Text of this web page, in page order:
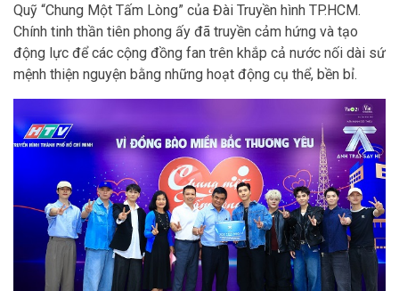
Quỹ “Chung Một Tấm Lòng” của Đài Truyền hình TP.HCM.
Chính tinh thần tiên phong ấy đã truyền cảm hứng và tạo
động lực để các cộng đồng fan trên khắp cả nước nối dài sứ
mệnh thiện nguyện bằng những hoạt động cụ thể, bền bỉ.